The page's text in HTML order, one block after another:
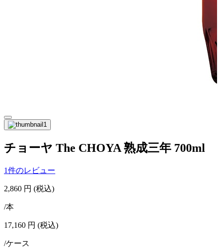
チョーヤ The CHOYA 熟成三年 700ml
1件のレビュー
2,860 円 (税込)
/本
17,160 円 (税込)
/ケース